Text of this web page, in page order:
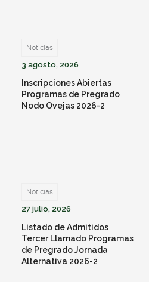
Noticias
3 agosto, 2026
Inscripciones Abiertas
Programas de Pregrado
Nodo Ovejas 2026-2
Noticias
27 julio, 2026
Listado de Admitidos
Tercer Llamado Programas
de Pregrado Jornada
Alternativa 2026-2